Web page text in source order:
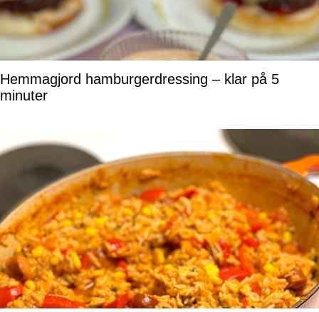
Hemmagjord hamburgerdressing – klar på 5
minuter